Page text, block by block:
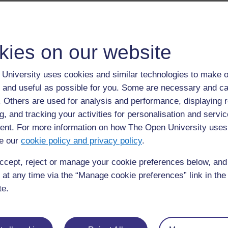
on our website
University uses cookies and similar technologies to make
useful as possible for you. Some are necessary and
Others are used for analysis and performance, displaying
and tracking your activities for personalisation and
For more information on how The Open University
our cookie policy and privacy policy.
reject or manage your cookie preferences below,
any time via the “Manage cookie preferences” link in
Les enfants doivent grandir en apprenant à respecter et
devrions tous être des naturalistes. Un naturaliste
quelqu’un qui se préoccupe constamment du monde qui
comprendre. Il a une vue d’ensemble précise dans son
dans la nature. Toute nouvelle observation trouve une
Comment les enseignants peuvent-ils aider les élèves à
dont la nature est organisée ? Cette section explore
étendre leurs connaissances des êtres vivants. Vous
les exposerez, fabriquerez des modèles et effectuerez